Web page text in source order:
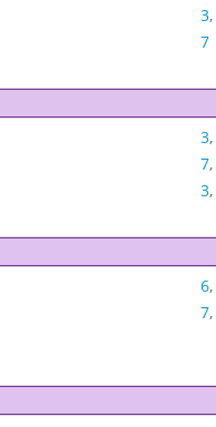
3,
7
3,
7,
3,
6,
7,